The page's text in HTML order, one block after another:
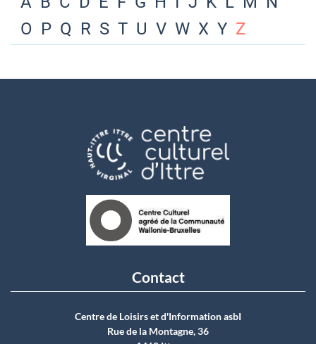
O P Q R S T U V W X Y Z
Contact
Centre de Loisirs et d'Information asbI
Rue de la Montagne, 36